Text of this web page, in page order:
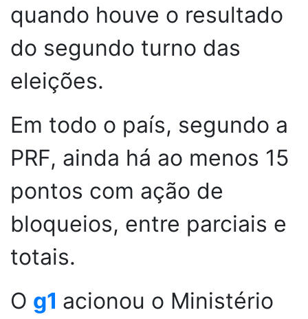
quando houve o resultado
do segundo turno das
eleições.
Em todo o país, segundo a
PRF, ainda há ao menos 15
pontos com ação de
bloqueios, entre parciais e
totais.
O g1 acionou o Ministério